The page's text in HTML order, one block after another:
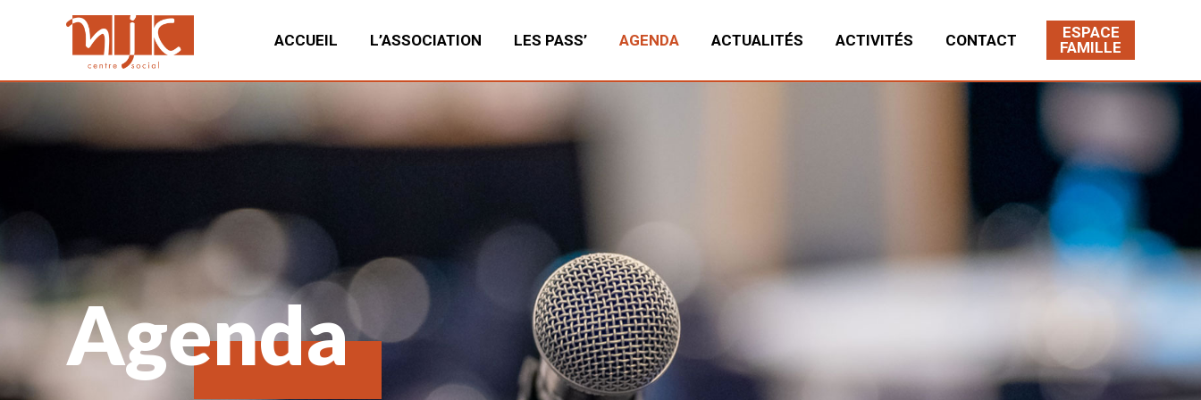
ACCUEIL L’ASSOCIATION LES PASS’ AGENDA ACTUALITÉS ACTIVITÉS CONTACT
ESPACE
FAMILLE
Agenda